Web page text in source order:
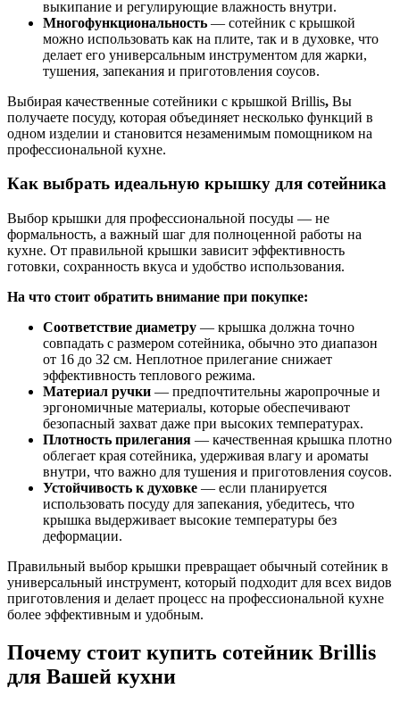
выкипание и регулирующие влажность внутри.
Многофункциональность — сотейник с крышкой
можно использовать как на плите, так и в духовке, что
делает его универсальным инструментом для жарки,
тушения, запекания и приготовления соусов.
Выбирая качественные сотейники с крышкой Brillis, Вы
получаете посуду, которая объединяет несколько функций в
одном изделии и становится незаменимым помощником на
профессиональной кухне.
Как выбрать идеальную крышку для сотейника
Выбор крышки для профессиональной посуды — не
формальность, а важный шаг для полноценной работы на
кухне. От правильной крышки зависит эффективность
готовки, сохранность вкуса и удобство использования.
На что стоит обратить внимание при покупке:
Соответствие диаметру — крышка должна точно
совпадать с размером сотейника, обычно это диапазон
от 16 до 32 см. Неплотное прилегание снижает
эффективность теплового режима.
Материал ручки — предпочтительны жаропрочные и
эргономичные материалы, которые обеспечивают
безопасный захват даже при высоких температурах.
Плотность прилегания — качественная крышка плотно
облегает края сотейника, удерживая влагу и ароматы
внутри, что важно для тушения и приготовления соусов.
Устойчивость к духовке — если планируется
использовать посуду для запекания, убедитесь, что
крышка выдерживает высокие температуры без
деформации.
Правильный выбор крышки превращает обычный сотейник в
универсальный инструмент, который подходит для всех видов
приготовления и делает процесс на профессиональной кухне
более эффективным и удобным.
Почему стоит купить сотейник Brillis
для Вашей кухни